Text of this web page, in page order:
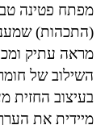
מפתח פטינה
(התכהות)
מראה עתיק
השילוב של
בעיצוב החזית
מיידית את